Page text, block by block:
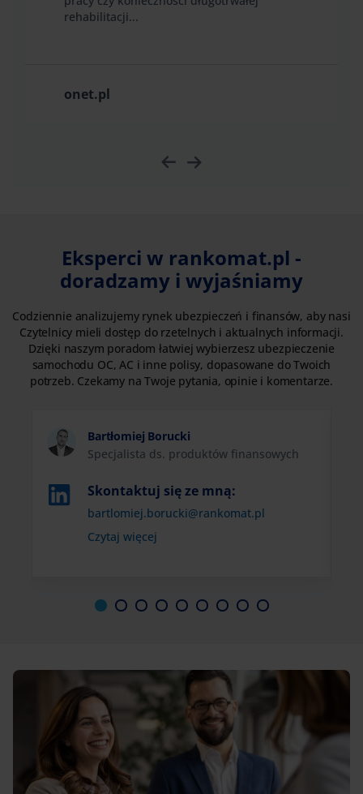
rehabilitacji...
onet.pl
Eksperci w rankomat.pl -
doradzamy i wyjaśniamy
Codziennie analizujemy rynek ubezpieczeń i finansów, aby nasi
Czytelnicy mieli dostęp do rzetelnych i aktualnych informacji.
Dzięki naszym poradom łatwiej wybierzesz ubezpieczenie
samochodu OC, AC i inne polisy, dopasowane do Twoich
potrzeb. Czekamy na Twoje pytania, opinie i komentarze.
Link
otwiera
Bartłomiej Borucki
Specjalista ds. produktów finansowych
Skontaktuj się ze mną:
bartlomiej.borucki@rankomat.pl
Czytaj więcej